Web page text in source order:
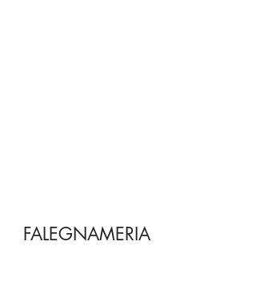
FALEGNAMERIA